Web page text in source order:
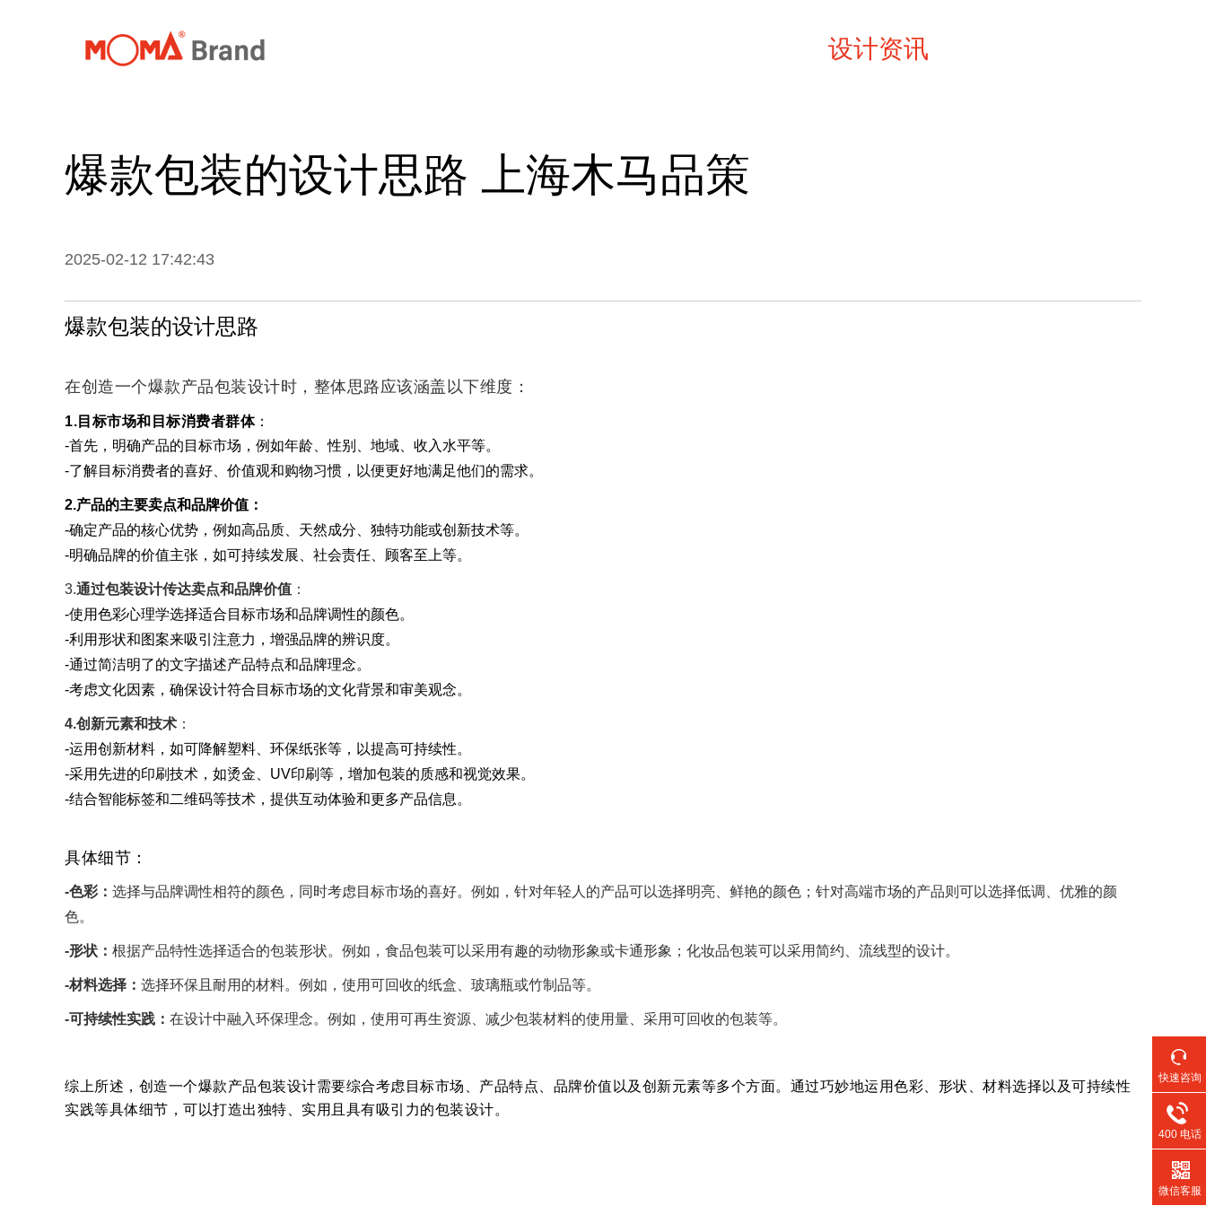
首页 设计资讯
爆款包装的设计思路 上海木马品策
2025-02-12 17:42:43
爆款包装的设计思路
在创造一个爆款产品包装设计时，整体思路应该涵盖以下维度：
1.目标市场和目标消费者群体：
-首先，明确产品的目标市场，例如年龄、性别、地域、收入水平等。
-了解目标消费者的喜好、价值观和购物习惯，以便更好地满足他们的需求。
2.产品的主要卖点和品牌价值：
-确定产品的核心优势，例如高品质、天然成分、独特功能或创新技术等。
-明确品牌的价值主张，如可持续发展、社会责任、顾客至上等。
3.通过包装设计传达卖点和品牌价值 ：
-使用色彩心理学选择适合目标市场和品牌调性的颜色。
-利用形状和图案来吸引注意力，增强品牌的辨识度。
-通过简洁明了的文字描述产品特点和品牌理念。
-考虑文化因素，确保设计符合目标市场的文化背景和审美观念。
4.创新元素和技术 ：
-运用创新材料，如可降解塑料、环保纸张等，以提高可持续性。
-采用先进的印刷技术，如烫金、UV印刷等，增加包装的质感和视觉效果。
-结合智能标签和二维码等技术，提供互动体验和更多产品信息。
具体细节：
-色彩： 选择与品牌调性相符的颜色，同时考虑目标市场的喜好。例如，针对年轻人的产品可以选择明亮、鲜艳的颜色；针对高端市场的产品则可以选择低调、优雅的颜
色。
-形状： 根据产品特性选择适合的包装形状。例如，食品包装可以采用有趣的动物形象或卡通形象；化妆品包装可以采用简约、流线型的设计。
-材料选择： 选择环保且耐用的材料。例如，使用可回收的纸盒、玻璃瓶或竹制品等。
-可持续性实践： 在设计中融入环保理念。例如，使用可再生资源、减少包装材料的使用量、采用可回收的包装等。
综上所述，创造一个爆款产品包装设计需要综合考虑目标市场、产品特点、品牌价值以及创新元素等多个方面。通过巧妙地运用色彩、形状、材料选择以及可持续性
实践等具体细节，可以打造出独特、实用且具有吸引力的包装设计。
快速咨询
400 电话
微信客服